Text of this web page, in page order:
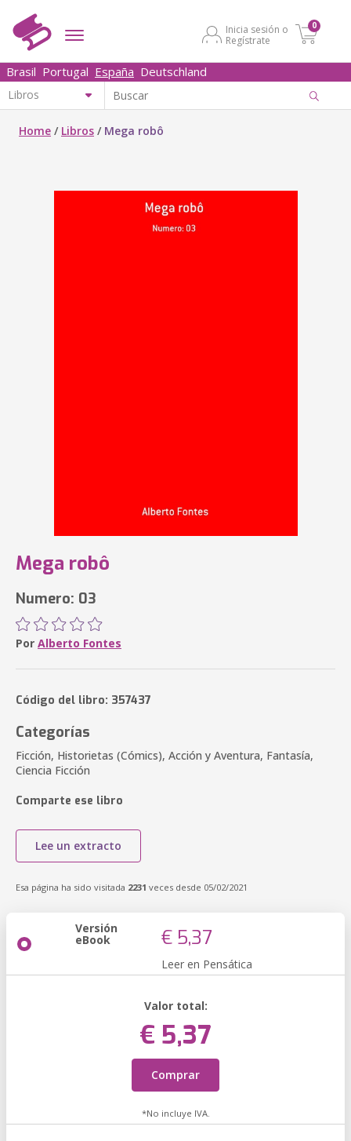
Inicia sesión o
Regístrate
0
Brasil Portugal España Deutschland
Home / Libros / Mega robô
Mega robô
Numero: 03
Por Alberto Fontes
Código del libro: 357437
Categorías
Ficción, Historietas (Cómics), Acción y Aventura, Fantasía,
Ciencia Ficción
Comparte ese libro
Lee un extracto
Esa página ha sido visitada 2231 veces desde 05/02/2021
Versión
eBook € 5,37
Leer en Pensática
Valor total:
€ 5,37
Comprar
*No incluye IVA.